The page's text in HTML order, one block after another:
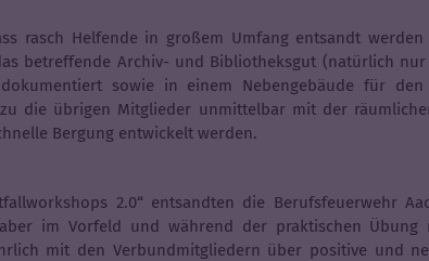
rasch Helfende in großem Umfang entsandt
betreffende Archiv- und Bibliotheksgut (natürlich nur
sowie in einem Nebengebäude für
die übrigen Mitglieder unmittelbar mit der
Bergung entwickelt werden.
2.0“ entsandten die Berufsfeuerwehr
aber im Vorfeld und während der praktischen
mit den Verbundmitgliedern über positive und